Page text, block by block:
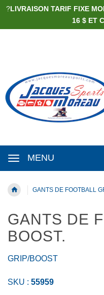
MENU
GANTS DE FOOTBALL
GANTS DE
BOOST.
GRIP/BOOST
SKU : 55959
?LIVRAISON TARIF FIXE
16 $ ET